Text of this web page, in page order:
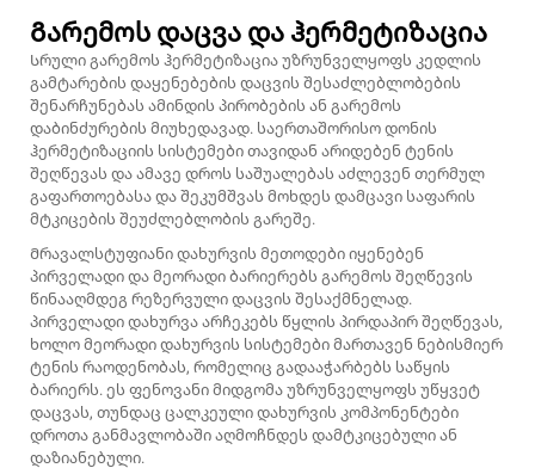
Გარემოს დაცვა და ჰერმეტიზაცია
Სრული გარემოს ჰერმეტიზაცია უზრუნველყოფს კედლის
გამტარების დაყენებების დაცვის შესაძლებლობების
შენარჩუნებას ამინდის პირობების ან გარემოს
დაბინძურების მიუხედავად. საერთაშორისო დონის
ჰერმეტიზაციის სისტემები თავიდან არიდებენ ტენის
შეღწევას და ამავე დროს საშუალებას აძლევენ თერმულ
გაფართოებასა და შეკუმშვას მოხდეს დამცავი საფარის
მტკიცების შეუძლებლობის გარეშე.
Მრავალსტუფიანი დახურვის მეთოდები იყენებენ
პირველადი და მეორადი ბარიერებს გარემოს შეღწევის
წინააღმდეგ რეზერვული დაცვის შესაქმნელად.
პირველადი დახურვა არჩეკებს წყლის პირდაპირ შეღწევას,
ხოლო მეორადი დახურვის სისტემები მართავენ ნებისმიერ
ტენის რაოდენობას, რომელიც გადააჭარბებს საწყის
ბარიერს. ეს ფენოვანი მიდგომა უზრუნველყოფს უწყვეტ
დაცვას, თუნდაც ცალკეული დახურვის კომპონენტები
დროთა განმავლობაში აღმოჩნდეს დამტკიცებული ან
დაზიანებული.